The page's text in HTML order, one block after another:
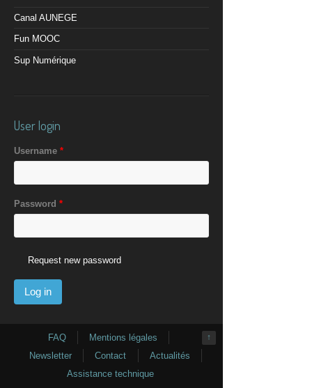
Canal AUNEGE
Fun MOOC
Sup Numérique
User login
Username *
Password *
Request new password
↑
FAQ
Mentions légales
Newsletter
Contact
Actualités
Assistance technique